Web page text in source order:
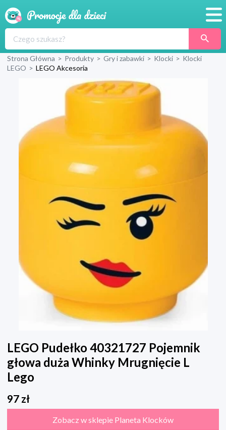
Produkty
Sklepy
Wyprawka
Strona Główna > Produkty > Gry i zabawki > Klocki > Klocki
LEGO > LEGO Akcesoria
LEGO Pudełko 40321727 Pojemnik
głowa duża Whinky Mrugnięcie L
Lego
97 zł
Zobacz w sklepie Planeta Klocków